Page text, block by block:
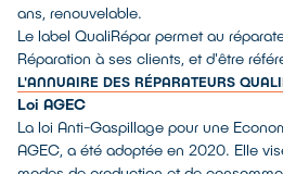
ans, renouvelable.
Le label QualiRépar permet au
Réparation à ses clients, et d'être
L'ANNUAIRE DES RÉPARATEURS
Loi AGEC
La loi Anti-Gaspillage pour une
AGEC, a été adoptée en 2020. Elle